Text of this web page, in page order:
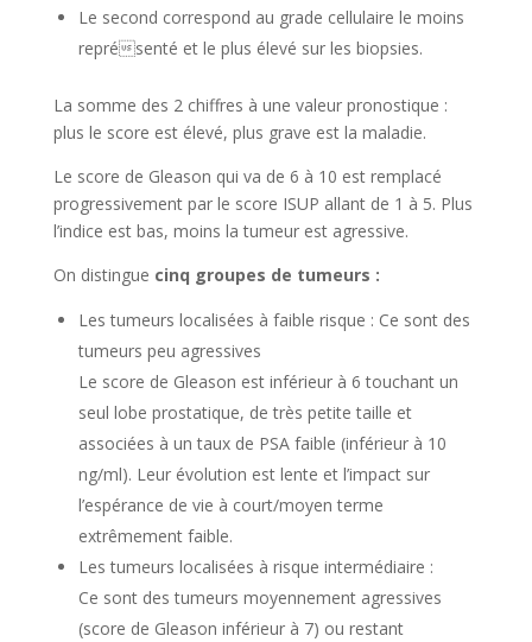
Le second correspond au grade cellulaire le moins
représenté et le plus élevé sur les biopsies.
La somme des 2 chiffres à une valeur pronostique :
plus le score est élevé, plus grave est la maladie.
Le score de Gleason qui va de 6 à 10 est remplacé
progressivement par le score ISUP allant de 1 à 5. Plus
l’indice est bas, moins la tumeur est agressive.
On distingue cinq groupes de tumeurs :
Les tumeurs localisées à faible risque : Ce sont des
tumeurs peu agressives
Le score de Gleason est inférieur à 6 touchant un
seul lobe prostatique, de très petite taille et
associées à un taux de PSA faible (inférieur à 10
ng/ml). Leur évolution est lente et l’impact sur
l’espérance de vie à court/moyen terme
extrêmement faible.
Les tumeurs localisées à risque intermédiaire :
Ce sont des tumeurs moyennement agressives
(score de Gleason inférieur à 7) ou restant